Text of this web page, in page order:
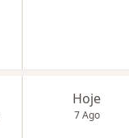
Hoje
7 Ago